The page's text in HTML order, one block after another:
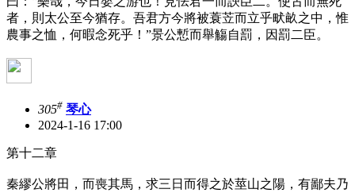
者，則太公至今猶存。吾君方今將被蓑苙而立乎畎畝之中，惟
農事之恤，何暇念死乎！”景公慙而舉觴自罰，因罰二臣。
305# 琴心
2024-1-16 17:00
第十二章
秦繆公將田，而喪其馬，求三日而得之於莖山之陽，有鄙夫乃